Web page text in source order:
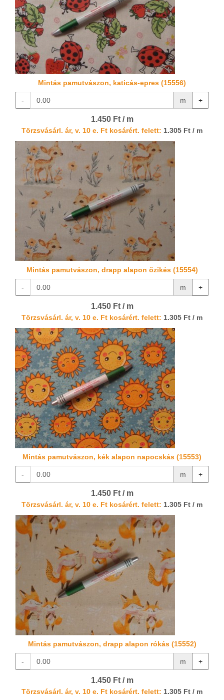
Mintás pamutvászon, katicás-epres (15556)
- m +
1.450 Ft / m
Törzsvásárl. ár, v. 10 e. Ft kosárért. felett: 1.305 Ft / m
Mintás pamutvászon, drapp alapon őzikés (15554)
- m +
1.450 Ft / m
Törzsvásárl. ár, v. 10 e. Ft kosárért. felett: 1.305 Ft / m
Mintás pamutvászon, kék alapon napocskás (15553)
- m +
1.450 Ft / m
Törzsvásárl. ár, v. 10 e. Ft kosárért. felett: 1.305 Ft / m
Mintás pamutvászon, drapp alapon rókás (15552)
- m +
1.450 Ft / m
Törzsvásárl. ár, v. 10 e. Ft kosárért. felett: 1.305 Ft / m